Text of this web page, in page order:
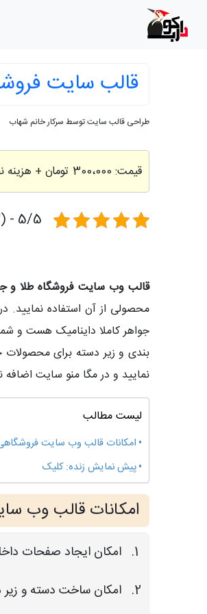
قالب سایت
طراحی قالب سایت توسط سرکار خانم شهاب
قیمت: 300،000 تومان + هزینه نصب
5/5 - (2 امتیاز)
قالب وب سایت فروشگاه طلا و
محصولی از آن استفاده
جواهر کاملا داینامیک هست و
بندی و زیر دسته برای
نمایید و در مگا منو سایت
لیست مطالب
امکانات قالب وب سایت
پیش نمایش زنده: کلیک
امکانات قالب وب
امکان ایجاد صفحات
امکان ساخت دسته و